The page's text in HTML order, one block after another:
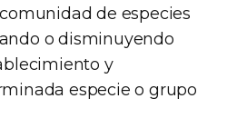
de especies
o disminuyendo
y
especie o grupo